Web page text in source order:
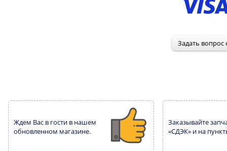
Ждем Вас в гости в нашем
обновленном магазине.
Заказывайте
«СДЭК» и на